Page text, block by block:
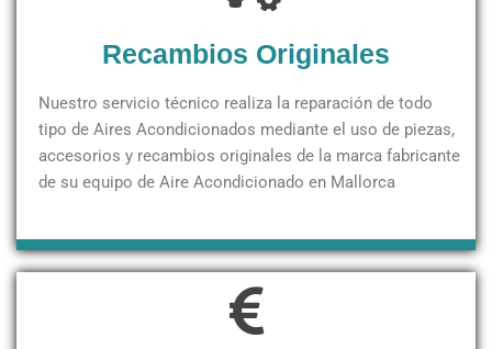
Recambios Originales
Nuestro servicio técnico realiza la reparación de todo
tipo de Aires Acondicionados mediante el uso de piezas,
accesorios y recambios originales de la marca fabricante
de su equipo de Aire Acondicionado en Mallorca